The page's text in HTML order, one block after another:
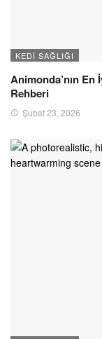
KEDI SAĞLIĞI
Animonda’nın En
Rehberi
Şubat 23, 2026